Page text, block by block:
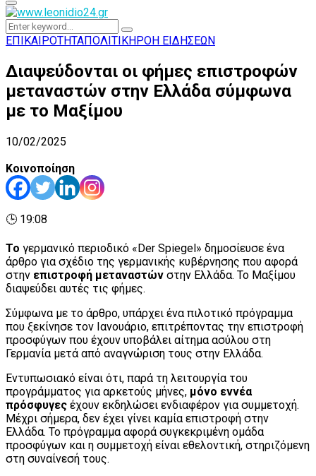
Primary
Menu
Search
for:
Search
ΕΠΙΚΑΙΡΟΤΗΤΑΠΟΛΙΤΙΚΗ ΡΟΗ ΕΙΔΗΣΕΩΝ
Διαψεύδονται οι φήμες επιστροφών
μεταναστών στην Ελλάδα σύμφωνα
με το Μαξίμου
10/02/2025
Κοινοποίηση
🕒 19:08
Το γερμανικό περιοδικό «Der Spiegel» δημοσίευσε ένα
άρθρο για σχέδιο της γερμανικής κυβέρνησης που αφορά
στην επιστροφή μεταναστών στην Ελλάδα. Το Μαξίμου
διαψεύδει αυτές τις φήμες.
Σύμφωνα με το άρθρο, υπάρχει ένα πιλοτικό πρόγραμμα
που ξεκίνησε τον Ιανουάριο, επιτρέποντας την επιστροφή
προσφύγων που έχουν υποβάλει αίτημα ασύλου στη
Γερμανία μετά από αναγνώριση τους στην Ελλάδα.
Εντυπωσιακό είναι ότι, παρά τη λειτουργία του
προγράμματος για αρκετούς μήνες, μόνο εννέα
πρόσφυγες έχουν εκδηλώσει ενδιαφέρον για συμμετοχή.
Μέχρι σήμερα, δεν έχει γίνει καμία επιστροφή στην
Ελλάδα. Το πρόγραμμα αφορά συγκεκριμένη ομάδα
προσφύγων και η συμμετοχή είναι εθελοντική, στηριζόμενη
στη συναίνεσή τους.